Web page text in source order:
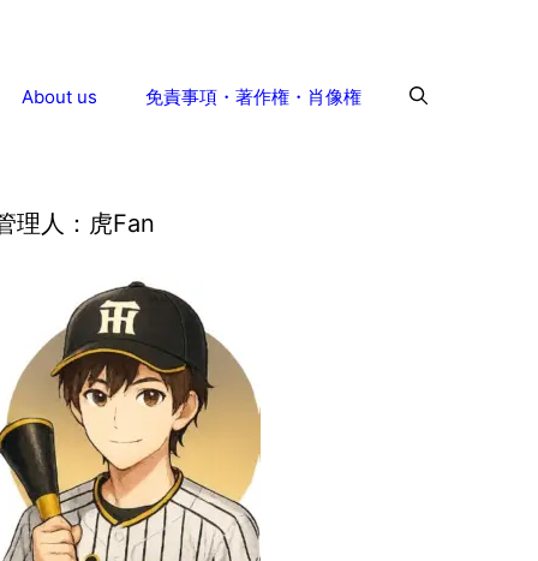
About us 免責事項・著作権・肖像権
理人：虎Fan